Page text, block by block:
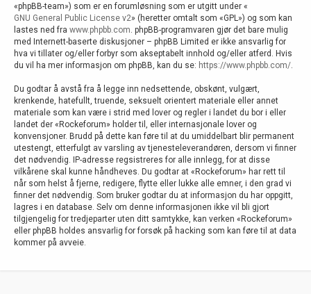
«phpBB-team») som er en forumløsning som er utgitt under «
GNU General Public License v2» (heretter omtalt som «GPL») og som kan
lastes ned fra www.phpbb.com. phpBB-programvaren gjør det bare mulig
med Internett-baserte diskusjoner – phpBB Limited er ikke ansvarlig for
hva vi tillater og/eller forbyr som akseptabelt innhold og/eller atferd. Hvis
du vil ha mer informasjon om phpBB, kan du se: https://www.phpbb.com/.
Du godtar å avstå fra å legge inn nedsettende, obskønt, vulgært,
krenkende, hatefullt, truende, seksuelt orientert materiale eller annet
materiale som kan være i strid med lover og regler i landet du bor i eller
landet der «Rockeforum» holder til, eller internasjonale lover og
konvensjoner. Brudd på dette kan føre til at du umiddelbart blir permanent
utestengt, etterfulgt av varsling av tjenesteleverandøren, dersom vi finner
det nødvendig. IP-adresse regsistreres for alle innlegg, for at disse
vilkårene skal kunne håndheves. Du godtar at «Rockeforum» har rett til
når som helst å fjerne, redigere, flytte eller lukke alle emner, i den grad vi
finner det nødvendig. Som bruker godtar du at informasjon du har oppgitt,
lagres i en database. Selv om denne informasjonen ikke vil bli gjort
tilgjengelig for tredjeparter uten ditt samtykke, kan verken «Rockeforum»
eller phpBB holdes ansvarlig for forsøk på hacking som kan føre til at data
kommer på avveie.